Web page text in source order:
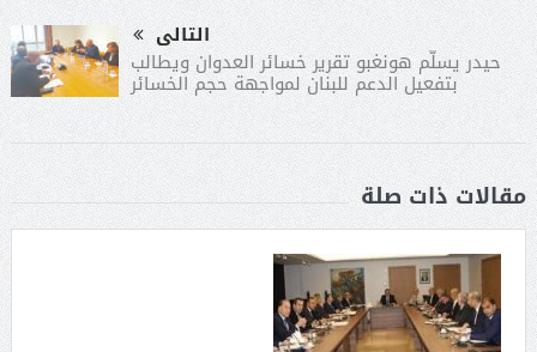
التالى
حيدر يسلّم هونغبو تقرير خسائر العدوان ويطالب
بتفعيل الدعم للبنان لمواجهة حجم الخسائر
مقالات ذات صلة